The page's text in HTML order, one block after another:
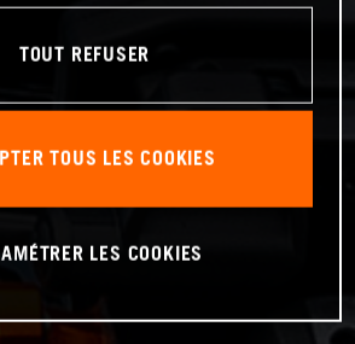
TOUT REFUSER
TOUS LES COOKIES
LES COOKIES